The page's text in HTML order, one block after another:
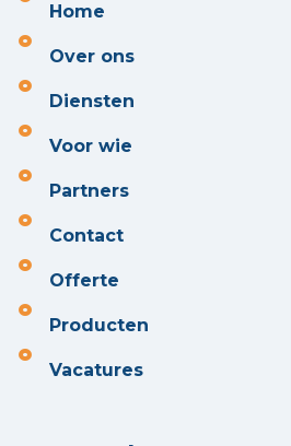
Home
Over ons
Diensten
Voor wie
Partners
Contact
Offerte
Producten
Vacatures